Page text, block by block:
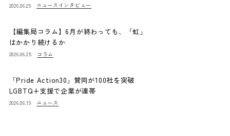
2026.06.29 ニュース インタビュー
【編集局コラム】6月が終わっても、「虹」
はかかり続けるか
2026.06.25 コラム
「Pride Action30」賛同が100社を突破
LGBTQ+支援で企業が連帯
2026.06.19 ニュース